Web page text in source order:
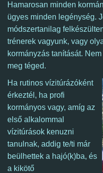
Hamarosan minden
ügyes minden legénység.
módszertanilag
trénerek vagyunk, vagy
kormányzás tanítását.
meg téged.
Ha rutinos vízitúrázóként
érkeztél, ha profi
kormányos vagy, amíg az
első alkalommal
vízitúrások kenuzni
tanulnak, addig te/ti már
beülhettek a hajó(k)ba, és
a kikötő